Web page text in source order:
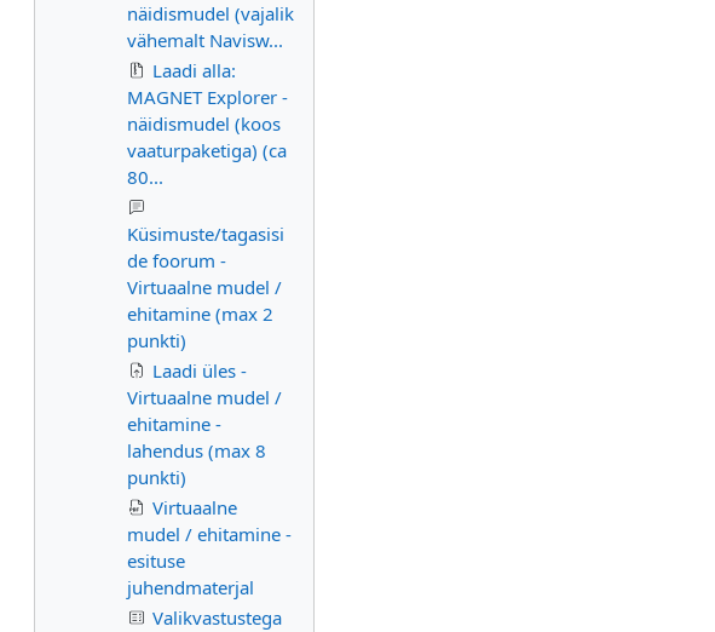
näidismudel (vajalik
vähemalt Navisw...
Laadi alla:
MAGNET Explorer -
näidismudel (koos
vaaturpaketiga) (ca
80...
Küsimuste/tagasisi
de foorum -
Virtuaalne mudel /
ehitamine (max 2
punkti)
Laadi üles -
Virtuaalne mudel /
ehitamine -
lahendus (max 8
punkti)
Virtuaalne
mudel / ehitamine -
esituse
juhendmaterjal
Valikvastustega